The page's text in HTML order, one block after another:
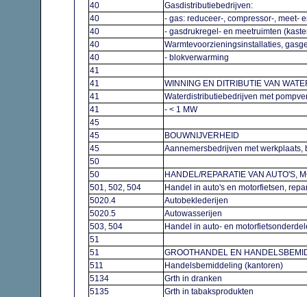
40
Gasdistributiebedrijven:
40
- gas: reduceer-, compressor-, meet-
40
- gasdrukregel- en meetruimten
40
Warmtevoorzieningsinstallaties,
40
- blokverwarming
41
41
WINNING EN DITRIBUTIE VAN
41
Waterdistributiebedrijven met
41
- < 1 MW
45
45
BOUWNIJVERHEID
45
Aannemersbedrijven met werkplaats,
50
50
HANDEL/REPARATIE VAN AUTO'S,
501, 502, 504
Handel in auto's en motorfietsen,
5020.4
Autobeklederijen
5020.5
Autowasserijen
503, 504
Handel in auto- en
51
51
GROOTHANDEL EN
511
Handelsbemiddeling (kantoren)
5134
Grth in dranken
5135
Grth in tabaksprodukten